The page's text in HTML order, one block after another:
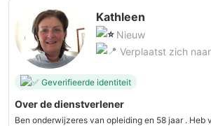
Kathleen
Nieuw
Verplaatst zich
Geverifieerde identiteit
Over de dienstverlener
Ben onderwijzeres van opleiding en 58 jaar . Heb